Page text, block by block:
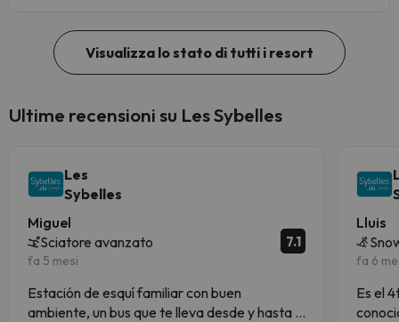
Visualizza lo stato di tutti i resort
Ultime recensioni su Les Sybelles
Les
Sybelles
Miguel
Sciatore avanzato
fa 5 mesi
7.1
Estación de esquí familiar con buen
ambiente, un bus que te lleva desde y hasta el
Lluis
fa 6
Es el